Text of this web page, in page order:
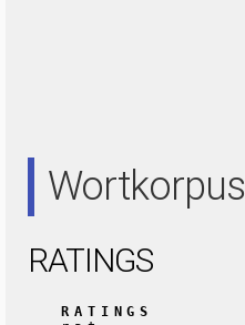
Wortkorpus
RATINGS
RATINGS